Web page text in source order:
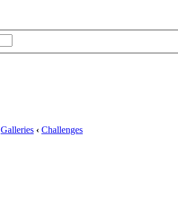
Galleries ‹ Challenges